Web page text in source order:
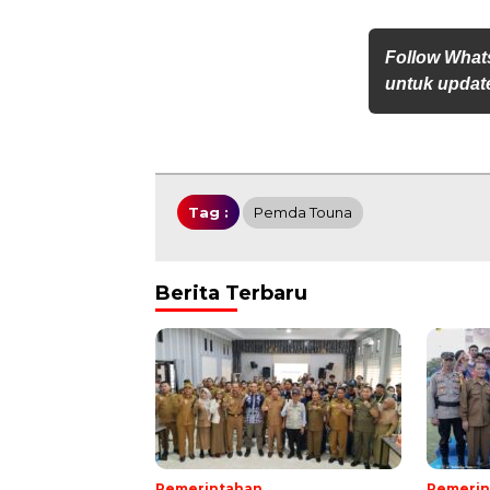
Follow
untuk
Tag : Pemda Touna
Berita Terbaru